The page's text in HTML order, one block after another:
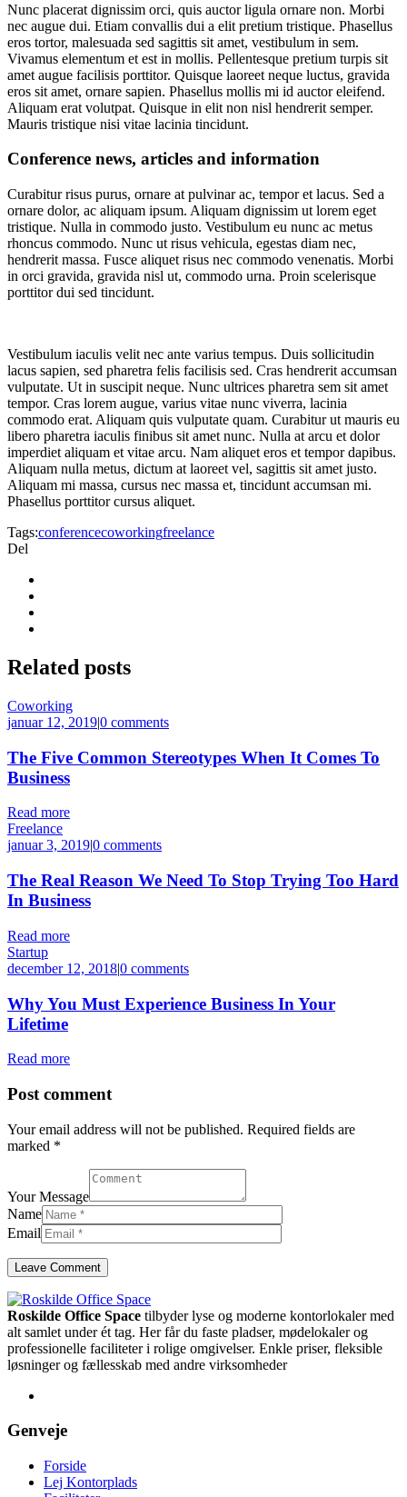
Nunc placerat dignissim orci, quis auctor ligula ornare non. Morbi
nec augue dui. Etiam convallis dui a elit pretium tristique. Phasellus
eros tortor, malesuada sed sagittis sit amet, vestibulum in sem.
Vivamus elementum et est in mollis. Pellentesque pretium turpis sit
amet augue facilisis porttitor. Quisque laoreet neque luctus, gravida
eros sit amet, ornare sapien. Phasellus mollis mi id auctor eleifend.
Aliquam erat volutpat. Quisque in elit non nisl hendrerit semper.
Mauris tristique nisi vitae lacinia tincidunt.
Conference news, articles and information
Curabitur risus purus, ornare at pulvinar ac, tempor et lacus. Sed a
ornare dolor, ac aliquam ipsum. Aliquam dignissim ut lorem eget
tristique. Nulla in commodo justo. Vestibulum eu nunc ac metus
rhoncus commodo. Nunc ut risus vehicula, egestas diam nec,
hendrerit massa. Fusce aliquet risus nec commodo venenatis. Morbi
in orci gravida, gravida nisl ut, commodo urna. Proin scelerisque
porttitor dui sed tincidunt.
Vestibulum iaculis velit nec ante varius tempus. Duis sollicitudin
lacus sapien, sed pharetra felis facilisis sed. Cras hendrerit accumsan
vulputate. Ut in suscipit neque. Nunc ultrices pharetra sem sit amet
tempor. Cras lorem augue, varius vitae nunc viverra, lacinia
commodo erat. Aliquam quis vulputate quam. Curabitur ut mauris eu
libero pharetra iaculis finibus sit amet nunc. Nulla at arcu et dolor
imperdiet aliquam et vitae arcu. Nam aliquet eros et tempor dapibus.
Aliquam nulla metus, dictum at laoreet vel, sagittis sit amet justo.
Aliquam mi massa, cursus nec massa et, tincidunt accumsan mi.
Phasellus porttitor cursus aliquet.
Tags:conferencecoworkingfreelance
Del
Related posts
Coworking
januar 12, 2019|0 comments
The Five Common Stereotypes When It Comes To
Business
Read more
Freelance
januar 3, 2019|0 comments
The Real Reason We Need To Stop Trying Too Hard
In Business
Read more
Startup
december 12, 2018|0 comments
Why You Must Experience Business In Your
Lifetime
Read more
Post comment
Your email address will not be published. Required fields are
marked *
Your Message
Name
Email
Roskilde Office Space tilbyder lyse og moderne kontorlokaler med
alt samlet under ét tag. Her får du faste pladser, mødelokaler og
professionelle faciliteter i rolige omgivelser. Enkle priser, fleksible
løsninger og fællesskab med andre virksomheder
Genveje
Forside
Lej Kontorplads